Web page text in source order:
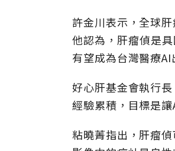
許金川表示，全球
他認為，肝瘤偵是
有望成為台灣醫療AI
好心肝基金會執行
經驗累積，目標是
粘曉菁指出，肝瘤